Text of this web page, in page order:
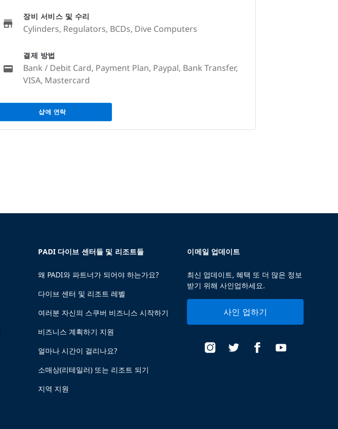
장비 서비스 및 수리
Cylinders, Regulators, BCDs, Dive Computers
결제 방법
Bank / Debit Card, Payment Plan, Paypal, Bank Transfer,
VISA, Mastercard
샵에 연락
PADI 다이브 센터들 및 리조트들
왜 PADI와 파트너가 되어야 하는가요?
다이브 센터 및 리조트 레벨
여러분 자신의 스쿠버 비즈니스 시작하기
비즈니스 계획하기 지원
얼마나 시간이 걸리나요?
소매상(리테일러) 또는 리조트 되기
지역 지원
이메일 업데이트
최신 업데이트, 혜택 또 더 많은 정보
받기 위해 사인업하세요.
사인 업하기